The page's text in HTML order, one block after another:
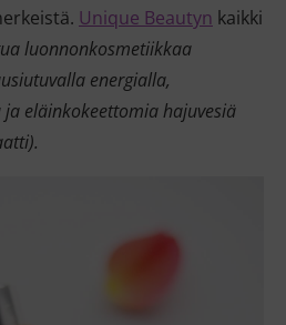
Unique Beautyn kaikki
luonnonkosmetiikkaa
energialla,
eläinkokeettomia hajuvesiä